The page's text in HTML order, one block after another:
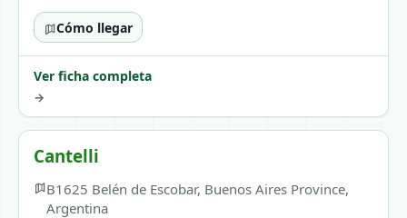
Cómo llegar
Ver ficha completa
→
Cantelli
B1625 Belén de Escobar, Buenos Aires Province,
Argentina